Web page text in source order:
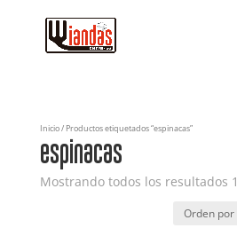
Inicio/ Productos etiquetados “espinacas”
espinacas
Mostrando todos los resultados 1